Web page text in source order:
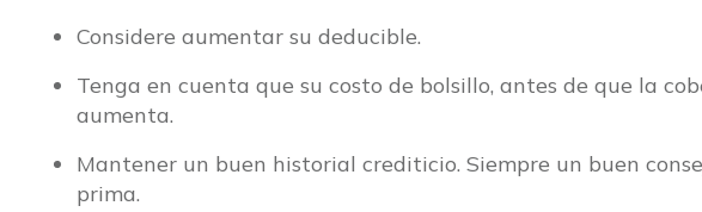
Considere aumentar su deducible.
Tenga en cuenta que su costo de bolsillo, antes de que la
aumenta.
Mantener un buen historial crediticio. Siempre un buen
prima.